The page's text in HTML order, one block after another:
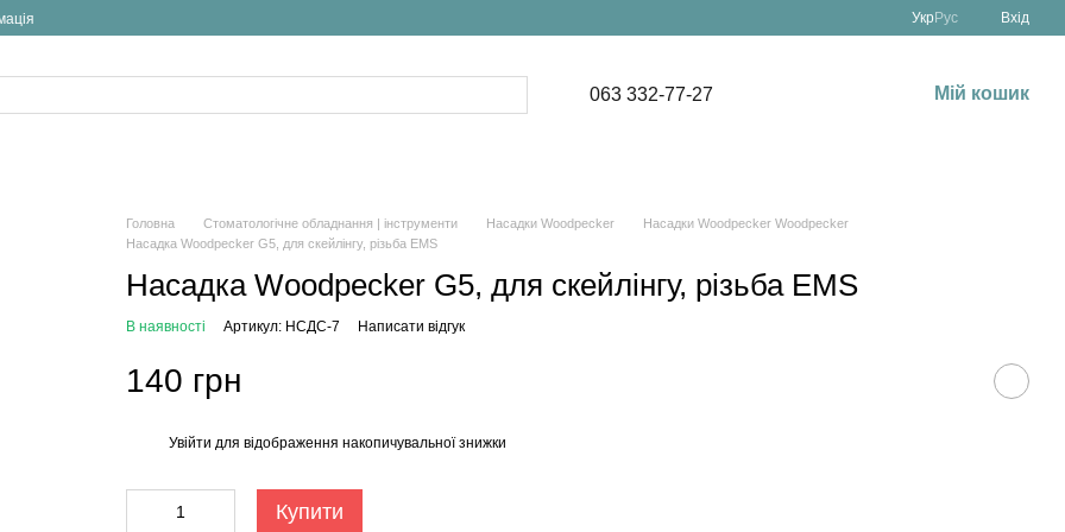
Укр Рус Вхід
063 332-77-27 Мій кошик
Головна Стоматологічне обладнання | інструменти Насадки Woodpecker
Насадки Woodpecker Woodpecker
Насадка Woodpecker G5, для скейлінгу, різьба EMS
Насадка Woodpecker G5, для скейлінгу, різьба EMS
В наявності Артикул: НСДС-7 Написати відгук
140 грн
Увійти для відображення накопичувальної знижки
Купити